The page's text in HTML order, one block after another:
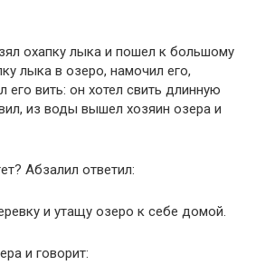
охапку лыка и пошел к большому
лыка в озеро, намочил его,
его вить: он хотел свить длинную
из воды вышел хозяин озера и
Абзалил ответил:
и утащу озеро к себе домой.
и говорит: